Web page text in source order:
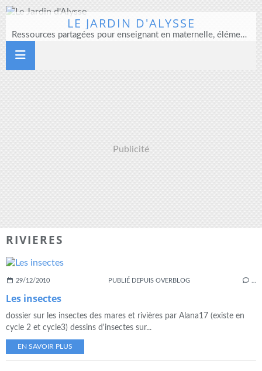
LE JARDIN D'ALYSSE
Ressources partagées pour enseignant en maternelle, élémentaire et direction d'école
Publicité
RIVIERES
29/12/2010 PUBLIÉ DEPUIS OVERBLOG
Les insectes
dossier sur les insectes des mares et rivières par Alana17 (existe en
cycle 2 et cycle3) dessins d'insectes sur...
EN SAVOIR PLUS